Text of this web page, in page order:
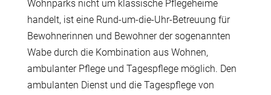
Wohnparks nicht um klassische Pflegeheime
handelt, ist eine Rund-um-die-Uhr-Betreuung für
Bewohnerinnen und Bewohner der sogenannten
Wabe durch die Kombination aus Wohnen,
ambulanter Pflege und Tagespflege möglich. Den
ambulanten Dienst und die Tagespflege von